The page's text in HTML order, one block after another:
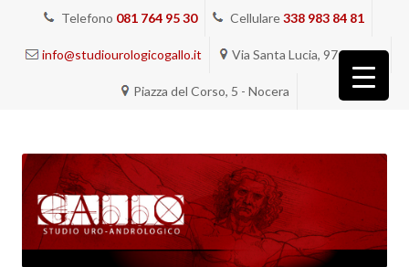
Telefono 081 764 95 30 Cellulare338 983 84 81
info@studiourologicogallo.it Via Santa Lucia, 97 - Napoli
Piazza del Corso, 5 - Nocera